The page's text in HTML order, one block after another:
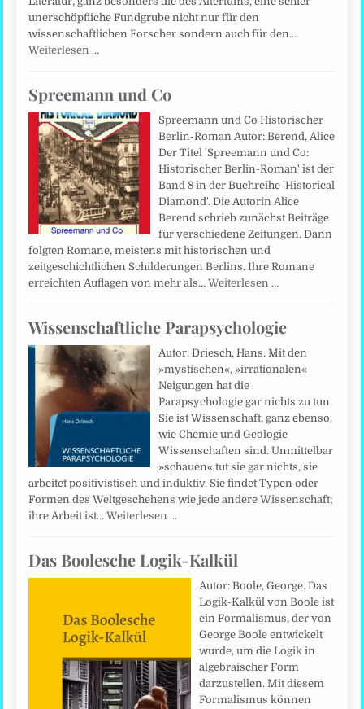
unerschöpfliche Fundgrube nicht nur für den
wissenschaftlichen Forscher sondern auch für den…
Weiterlesen …
Spreemann und Co
Spreemann und Co Historischer
Berlin-Roman Autor: Berend, Alice
Der Titel 'Spreemann und Co:
Historischer Berlin-Roman' ist der
Band 8 in der Buchreihe 'Historical
Diamond'. Die Autorin Alice
Berend schrieb zunächst Beiträge
für verschiedene Zeitungen. Dann
folgten Romane, meistens mit historischen und
zeitgeschichtlichen Schilderungen Berlins. Ihre Romane
erreichten Auflagen von mehr als…Weiterlesen …
Wissenschaftliche Parapsychologie
Autor: Driesch, Hans. Mit den
»mystischen«, »irrationalen«
Neigungen hat die
Parapsychologie gar nichts zu tun.
Sie ist Wissenschaft, ganz ebenso,
wie Chemie und Geologie
Wissenschaften sind. Unmittelbar
»schauen« tut sie gar nichts, sie
arbeitet positivistisch und induktiv. Sie findet Typen oder
Formen des Weltgeschehens wie jede andere Wissenschaft;
ihre Arbeit ist…Weiterlesen …
Das Boolesche Logik-Kalkül
Autor: Boole, George. Das
Logik-Kalkül von Boole ist
ein Formalismus, der von
George Boole entwickelt
wurde, um die Logik in
algebraischer Form
darzustellen. Mit diesem
Formalismus können